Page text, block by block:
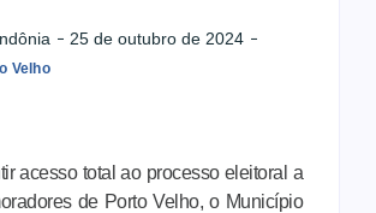
25 de outubro de 2024
Velho
acesso total ao processo eleitoral a
de Porto Velho, o Município